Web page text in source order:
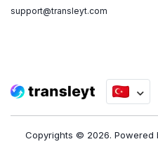
support@transleyt.com
Copyrights © 2026. Powered